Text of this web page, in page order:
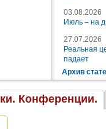
03.08.2026
Июль – на
27.07.2026
Реальная
падает
Архив
Конференции.